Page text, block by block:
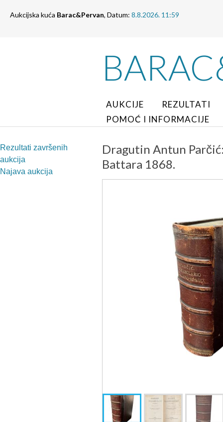
Aukcijska kuća Barac&Pervan, Datum: 8.8.2026. 11:59
AUKCIJE
REZULTATI
POMOĆ I INFORMACIJE
Rezultati završenih
aukcija
Najava aukcija
Dragutin Antun
Battara 1868.